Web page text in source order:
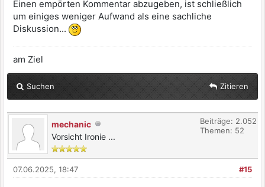
Einen empörten Kommentar abzugeben, ist schließlich
um einiges weniger Aufwand als eine sachliche
Diskussion...
am Ziel
Suchen Zitieren
mechanic
Vorsicht Ironie ...
Beiträge: 2.052
Themen: 52
#15
07.06.2025, 18:47